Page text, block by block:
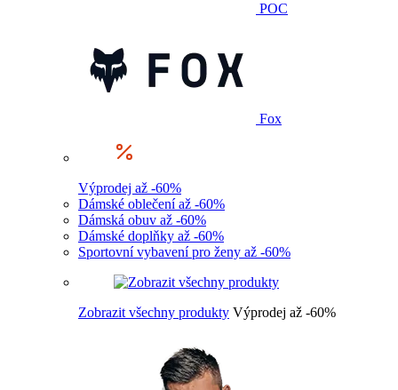
POC
Fox
Výprodej až -60%
Dámské oblečení až -60%
Dámská obuv až -60%
Dámské doplňky až -60%
Sportovní vybavení pro ženy až -60%
Zobrazit všechny produkty Výprodej až -60%